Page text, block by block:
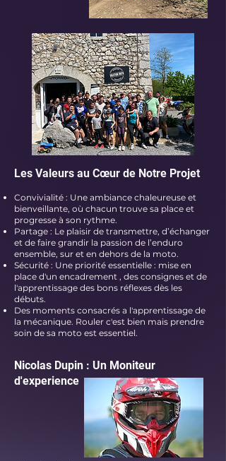
Les Valeurs au Cœur de Notre Projet
Convivialité : Une ambiance chaleureuse et
bienveillante, où chacun trouve sa place et
progresse à son rythme.
Partage : Le plaisir de transmettre, d’échanger
et de faire grandir la passion de l’enduro
ensemble, sur et en dehors de la moto.
Sécurité : Une priorité essentielle : mise en
place d'un encadrement , des consignes et de
l'apprentissage des bons réflexes dès les
débuts.
Des moments consacrés a l'apprentissage de
la mécanique. Rouler c'est bien mais prendre
soin de sa moto est essentiel.
Nicolas Dupin : Un Moniteur
d'experience